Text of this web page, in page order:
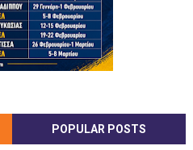
POPULAR POSTS